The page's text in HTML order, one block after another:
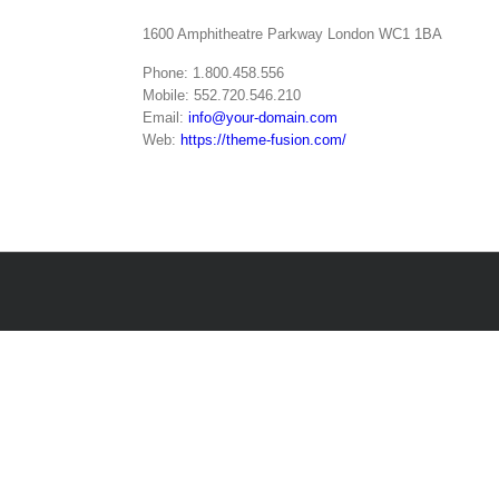
1600 Amphitheatre Parkway London WC1 1BA
Phone: 1.800.458.556
Mobile: 552.720.546.210
Email:info@your-domain.com
Web: https://theme-fusion.com/